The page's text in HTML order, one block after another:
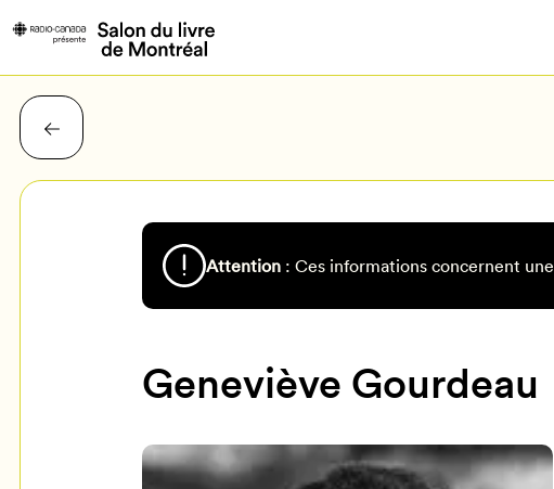
Attention : Ces informations concernent
Geneviève Gourdeau